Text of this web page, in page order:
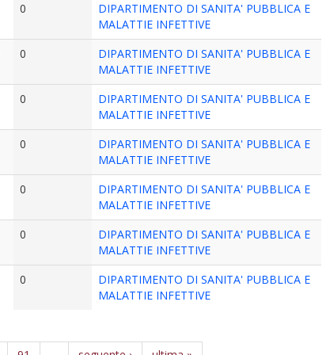
0
DIPARTIMENTO DI SANITA' PUBBLICA E
MALATTIE INFETTIVE
0
DIPARTIMENTO DI SANITA' PUBBLICA E
MALATTIE INFETTIVE
0
DIPARTIMENTO DI SANITA' PUBBLICA E
MALATTIE INFETTIVE
0
DIPARTIMENTO DI SANITA' PUBBLICA E
MALATTIE INFETTIVE
0
DIPARTIMENTO DI SANITA' PUBBLICA E
MALATTIE INFETTIVE
0
DIPARTIMENTO DI SANITA' PUBBLICA E
MALATTIE INFETTIVE
0
DIPARTIMENTO DI SANITA' PUBBLICA E
MALATTIE INFETTIVE